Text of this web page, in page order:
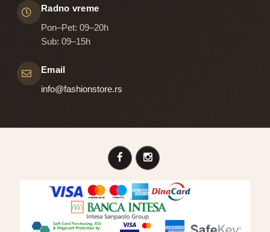
Radno vreme
Pon–Pet: 09–20h
Sub: 09–15h
Email
info@fashionstore.rs